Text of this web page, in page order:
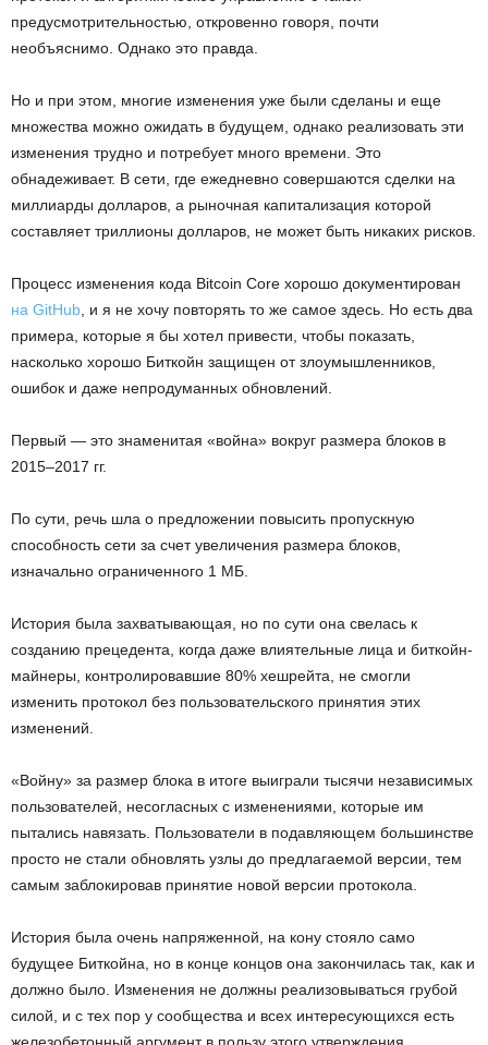
предусмотрительностью, откровенно говоря, почти
необъяснимо. Однако это правда.
Но и при этом, многие изменения уже были сделаны и еще
множества можно ожидать в будущем, однако реализовать эти
изменения трудно и потребует много времени. Это
обнадеживает. В сети, где ежедневно совершаются сделки на
миллиарды долларов, а рыночная капитализация которой
составляет триллионы долларов, не может быть никаких рисков.
Процесс изменения кода Bitcoin Core хорошо документирован
на GitHub , и я не хочу повторять то же самое здесь. Но есть два
примера, которые я бы хотел привести, чтобы показать,
насколько хорошо Биткойн защищен от злоумышленников,
ошибок и даже непродуманных обновлений.
Первый — это знаменитая «война» вокруг размера блоков в
2015–2017 гг.
По сути, речь шла о предложении повысить пропускную
способность сети за счет увеличения размера блоков,
изначально ограниченного 1 МБ.
История была захватывающая, но по сути она свелась к
созданию прецедента, когда даже влиятельные лица и биткойн-
майнеры, контролировавшие 80% хешрейта, не смогли
изменить протокол без пользовательского принятия этих
изменений.
«Войну» за размер блока в итоге выиграли тысячи независимых
пользователей, несогласных с изменениями, которые им
пытались навязать. Пользователи в подавляющем большинстве
просто не стали обновлять узлы до предлагаемой версии, тем
самым заблокировав принятие новой версии протокола.
История была очень напряженной, на кону стояло само
будущее Биткойна, но в конце концов она закончилась так, как и
должно было. Изменения не должны реализовываться грубой
силой, и с тех пор у сообщества и всех интересующихся есть
железобетонный аргумент в пользу этого утверждения.